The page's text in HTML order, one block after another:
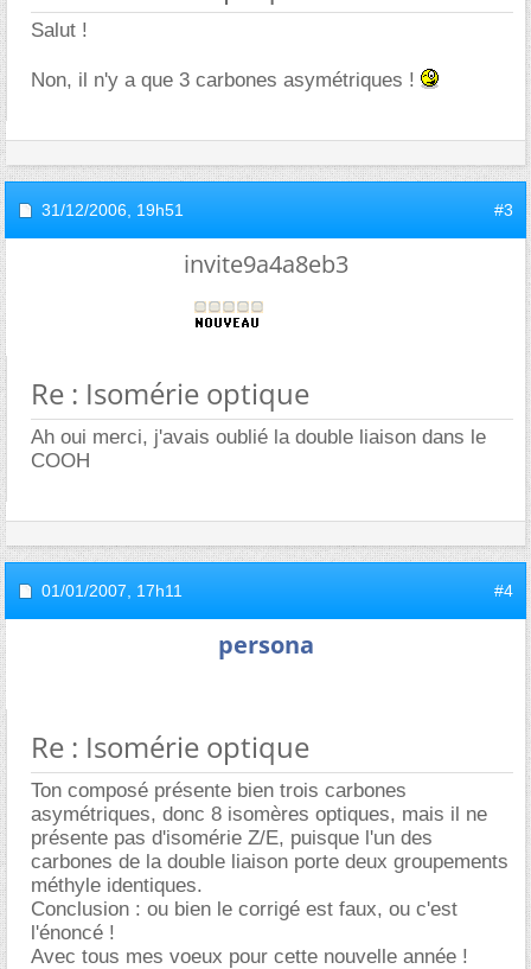
Salut !
Non, il n'y a que 3 carbones asymétriques !
31/12/2006, 19h51 #3
invite9a4a8eb3
Re : Isomérie optique
Ah oui merci, j'avais oublié la double liaison dans le
COOH
01/01/2007, 17h11 #4
persona
Re : Isomérie optique
Ton composé présente bien trois carbones
asymétriques, donc 8 isomères optiques, mais il ne
présente pas d'isomérie Z/E, puisque l'un des
carbones de la double liaison porte deux groupements
méthyle identiques.
Conclusion : ou bien le corrigé est faux, ou c'est
l'énoncé !
Avec tous mes voeux pour cette nouvelle année !